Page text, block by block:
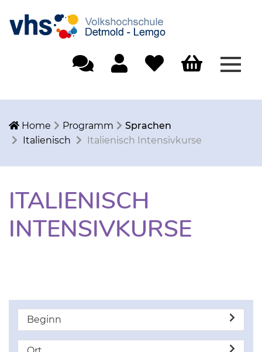
Home Programm
Sprachen
Italienisch
Italienisch Intensivkurse
ITALIENISCH
INTENSIVKURSE
Beginn